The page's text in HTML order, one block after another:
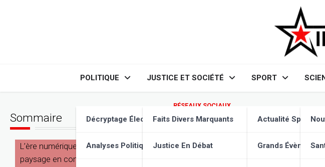
POLITIQUE
Décryptage Élections
Analyses Politiques
JUSTICE ET SOCIÉTÉ
Faits Divers Marquants
Justice En Débat
SPORT
Actualité Sportive
Grands
RÉSEAUX SOCIAUX
Santé mentale des
enjeux et agissez !
Sommaire
L’ère numérique et les adolescents : Un
paysage en constante évolution